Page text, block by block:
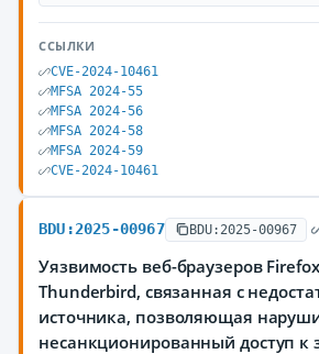
ССЫЛКИ
CVE-2024-10461
MFSA 2024-55
MFSA 2024-56
MFSA 2024-58
MFSA 2024-59
CVE-2024-10461
BDU:2025-00967 BDU:2025-00967
Уязвимость веб-браузеров
Thunderbird, связанная с
источника, позволяющая
несанкционированный доступ